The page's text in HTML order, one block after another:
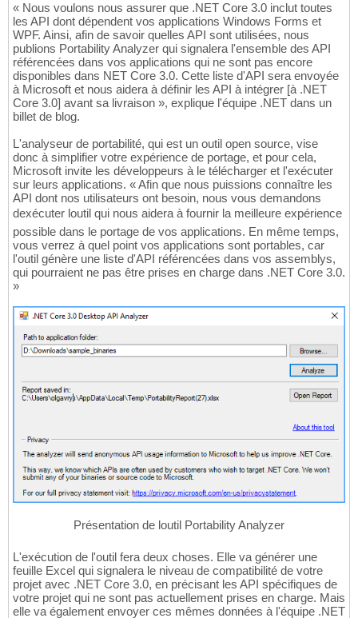
« Nous voulons nous assurer que .NET Core 3.0 inclut toutes
les API dont dépendent vos applications Windows Forms et
WPF. Ainsi, afin de savoir quelles API sont utilisées, nous
publions Portability Analyzer qui signalera l'ensemble des API
référencées dans vos applications qui ne sont pas encore
disponibles dans NET Core 3.0. Cette liste d'API sera envoyée
à Microsoft et nous aidera à définir les API à intégrer [à .NET
Core 3.0] avant sa livraison », explique l'équipe .NET dans un
billet de blog.
L'analyseur de portabilité, qui est un outil open source, vise
donc à simplifier votre expérience de portage, et pour cela,
Microsoft invite les développeurs à le télécharger et l'exécuter
sur leurs applications. « Afin que nous puissions connaître les
API dont nos utilisateurs ont besoin, nous vous demandons
dexécuter loutil qui nous aidera à fournir la meilleure expérience
possible dans le portage de vos applications. En même temps,
vous verrez à quel point vos applications sont portables, car
l'outil génère une liste d'API référencées dans vos assemblys,
qui pourraient ne pas être prises en charge dans .NET Core 3.0.
»
Présentation de loutil Portability Analyzer
L'exécution de l'outil fera deux choses. Elle va générer une
feuille Excel qui signalera le niveau de compatibilité de votre
projet avec .NET Core 3.0, en précisant les API spécifiques de
votre projet qui ne sont pas actuellement prises en charge. Mais
elle va également envoyer ces mêmes données à l'équipe .NET